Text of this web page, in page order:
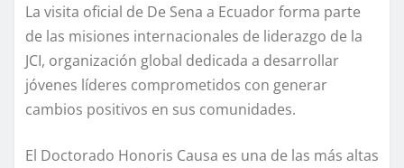
La visita oficial de De Sena a Ecuador forma parte
de las misiones internacionales de liderazgo de la
JCI, organización global dedicada a desarrollar
jóvenes líderes comprometidos con generar
cambios positivos en sus comunidades.
El Doctorado Honoris Causa es una de las más altas